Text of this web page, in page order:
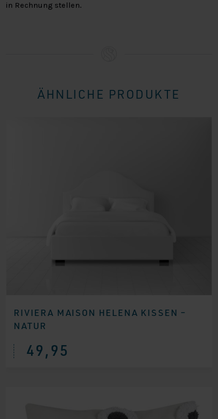
in Rechnung stellen.
ÄHNLICHE PRODUKTE
RIVIERA MAISON HELENA KISSEN –
NATUR
49,95